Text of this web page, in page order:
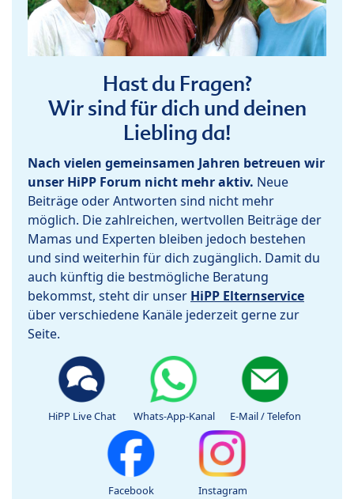
Hast du Fragen?
Wir sind für dich und deinen
Liebling da!
Nach vielen gemeinsamen Jahren betreuen wir
unser HiPP Forum nicht mehr aktiv. Neue
Beiträge oder Antworten sind nicht mehr
möglich. Die zahlreichen, wertvollen Beiträge der
Mamas und Experten bleiben jedoch bestehen
und sind weiterhin für dich zugänglich. Damit du
auch künftig die bestmögliche Beratung
bekommst, steht dir unser HiPP Elternservice
über verschiedene Kanäle jederzeit gerne zur
Seite.
HiPP Live Chat Whats-App-Kanal E-Mail / Telefon
Facebook Instagram